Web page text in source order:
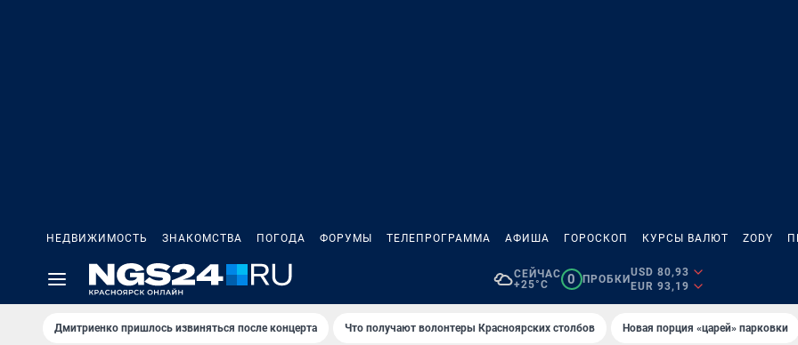
НЕДВИЖИМОСТЬ ЗНАКОМСТВА ПОГОДА ФОРУМЫ ТЕЛЕПРОГРАММА АФИША ГОРОСКОП КУРСЫ ВАЛЮТ ZODY
СЕЙЧАС
+25°C
0 ПРОБКИ
USD 80,93
EUR 93,19
Дмитриенко пришлось извиняться после концертa Что получают волонтеры Красноярских столбов Новaя порция «цaрей» пaрковки